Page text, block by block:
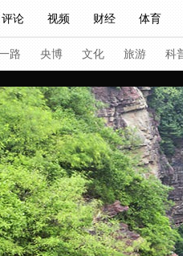
评论 视频 财经 体育
导人 央视快评 习式妙语
听音 微视频 主持人
Монгол
路 央博 文化 旅游 科
产党员网 秧纪录 纪录片网
论 经济 军事 科技
热解读 天天学习 习式妙语
播 直播中国 熊猫频道